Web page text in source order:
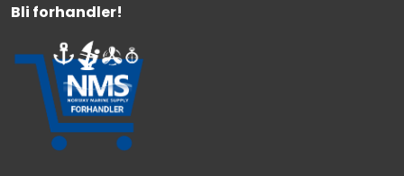
Bli forhandler!